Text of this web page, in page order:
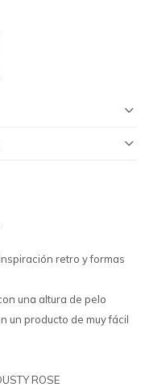
retro y formas
una altura de pelo
un producto de muy fácil
ROSE